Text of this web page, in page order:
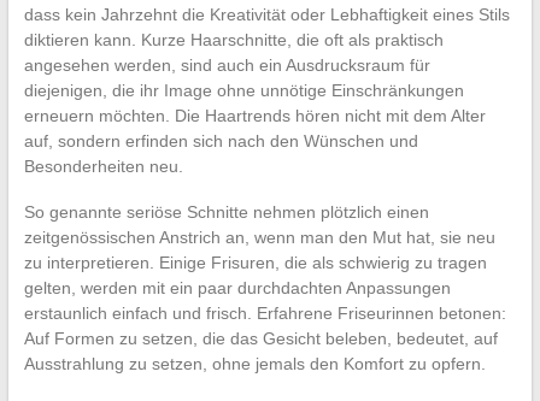
dass kein Jahrzehnt die Kreativität oder Lebhaftigkeit eines Stils
diktieren kann. Kurze Haarschnitte, die oft als praktisch
angesehen werden, sind auch ein Ausdrucksraum für
diejenigen, die ihr Image ohne unnötige Einschränkungen
erneuern möchten. Die Haartrends hören nicht mit dem Alter
auf, sondern erfinden sich nach den Wünschen und
Besonderheiten neu.
So genannte seriöse Schnitte nehmen plötzlich einen
zeitgenössischen Anstrich an, wenn man den Mut hat, sie neu
zu interpretieren. Einige Frisuren, die als schwierig zu tragen
gelten, werden mit ein paar durchdachten Anpassungen
erstaunlich einfach und frisch. Erfahrene Friseurinnen betonen:
Auf Formen zu setzen, die das Gesicht beleben, bedeutet, auf
Ausstrahlung zu setzen, ohne jemals den Komfort zu opfern.